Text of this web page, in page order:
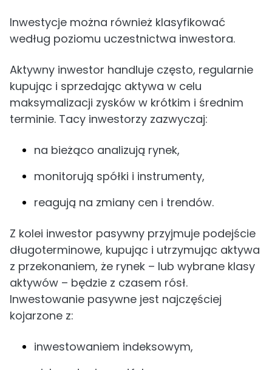
Inwestycje można również klasyfikować
według poziomu uczestnictwa inwestora.
Aktywny inwestor handluje często, regularnie
kupując i sprzedając aktywa w celu
maksymalizacji zysków w krótkim i średnim
terminie. Tacy inwestorzy zazwyczaj:
na bieżąco analizują rynek,
monitorują spółki i instrumenty,
reagują na zmiany cen i trendów.
Z kolei inwestor pasywny przyjmuje podejście
długoterminowe, kupując i utrzymując aktywa
z przekonaniem, że rynek – lub wybrane klasy
aktywów – będzie z czasem rósł.
Inwestowanie pasywne jest najczęściej
kojarzone z:
inwestowaniem indeksowym,